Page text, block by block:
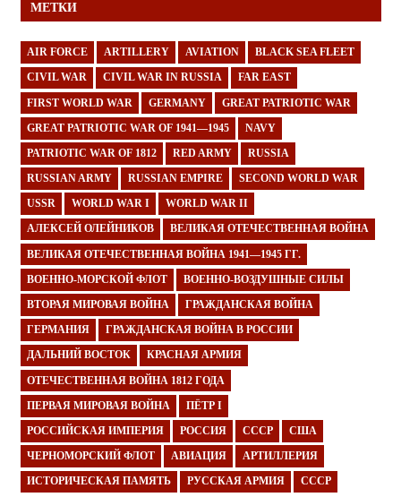
МЕТКИ
AIR FORCE ARTILLERY AVIATION BLACK SEA FLEET
CIVIL WAR CIVIL WAR IN RUSSIA FAR EAST
FIRST WORLD WAR GERMANY GREAT PATRIOTIC WAR
GREAT PATRIOTIC WAR OF 1941—1945 NAVY
PATRIOTIC WAR OF 1812 RED ARMY RUSSIA
RUSSIAN ARMY RUSSIAN EMPIRE SECOND WORLD WAR
USSR WORLD WAR I WORLD WAR II
АЛЕКСЕЙ ОЛЕЙНИКОВ ВЕЛИКАЯ ОТЕЧЕСТВЕННАЯ ВОЙНА
ВЕЛИКАЯ ОТЕЧЕСТВЕННАЯ ВОЙНА 1941—1945 ГГ.
ВОЕННО-МОРСКОЙ ФЛОТ ВОЕННО-ВОЗДУШНЫЕ СИЛЫ
ВТОРАЯ МИРОВАЯ ВОЙНА ГРАЖДАНСКАЯ ВОЙНА
ГЕРМАНИЯ ГРАЖДАНСКАЯ ВОЙНА В РОССИИ
ДАЛЬНИЙ ВОСТОК КРАСНАЯ АРМИЯ
ОТЕЧЕСТВЕННАЯ ВОЙНА 1812 ГОДА
ПЕРВАЯ МИРОВАЯ ВОЙНА ПЁТР I
РОССИЙСКАЯ ИМПЕРИЯ РОССИЯ СССР США
ЧЕРНОМОРСКИЙ ФЛОТ АВИАЦИЯ АРТИЛЛЕРИЯ
ИСТОРИЧЕСКАЯ ПАМЯТЬ РУССКАЯ АРМИЯ СССР